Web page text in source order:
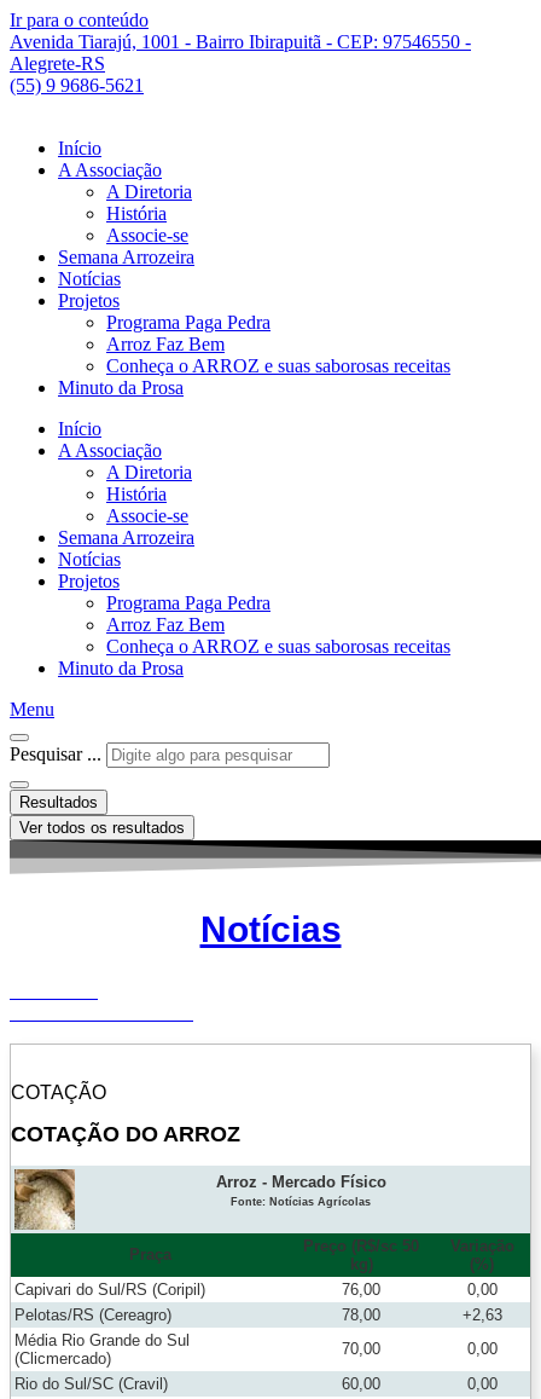
Ir para o conteúdo
Avenida Tiarajú, 1001 - Bairro Ibirapuitã - CEP: 97546550 -
Alegrete-RS
(55) 9 9686-5621
Início
A Associação
A Diretoria
História
Associe-se
Semana Arrozeira
Notícias
Projetos
Programa Paga Pedra
Arroz Faz Bem
Conheça o ARROZ e suas saborosas receitas
Minuto da Prosa
Início
A Associação
A Diretoria
História
Associe-se
Semana Arrozeira
Notícias
Projetos
Programa Paga Pedra
Arroz Faz Bem
Conheça o ARROZ e suas saborosas receitas
Minuto da Prosa
Menu
Pesquisar ...
Resultados
Ver todos os resultados
Notícias
COTAÇÃO
COTAÇÃO DO ARROZ
Arroz - Mercado Físico
Fonte: Notícias Agrícolas
Praça
Preço (R$/sc 50
kg)
Variação
(%)
Capivari do Sul/RS (Coripil)
76,00
0,00
Pelotas/RS (Cereagro)
78,00
+2,63
Média Rio Grande do Sul
(Clicmercado)
70,00
0,00
Rio do Sul/SC (Cravil)
60,00
0,00